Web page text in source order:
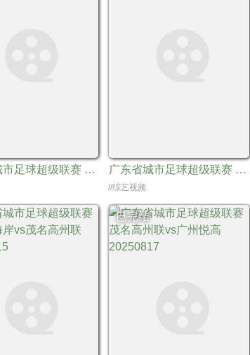
广东省城市足球超级联赛 深圳科宇盛达vs阳江西海岸20250830 广东省城市足球超级联赛 深圳科宇盛达vs广州悦高20250815
//综艺视频
已完结